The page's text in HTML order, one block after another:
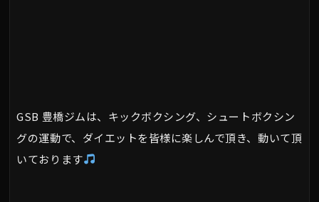
GSB 豊橋ジムは、キックボクシング、シュートボクシン
グの運動で、ダイエットを皆様に楽しんで頂き、動いて頂
いております